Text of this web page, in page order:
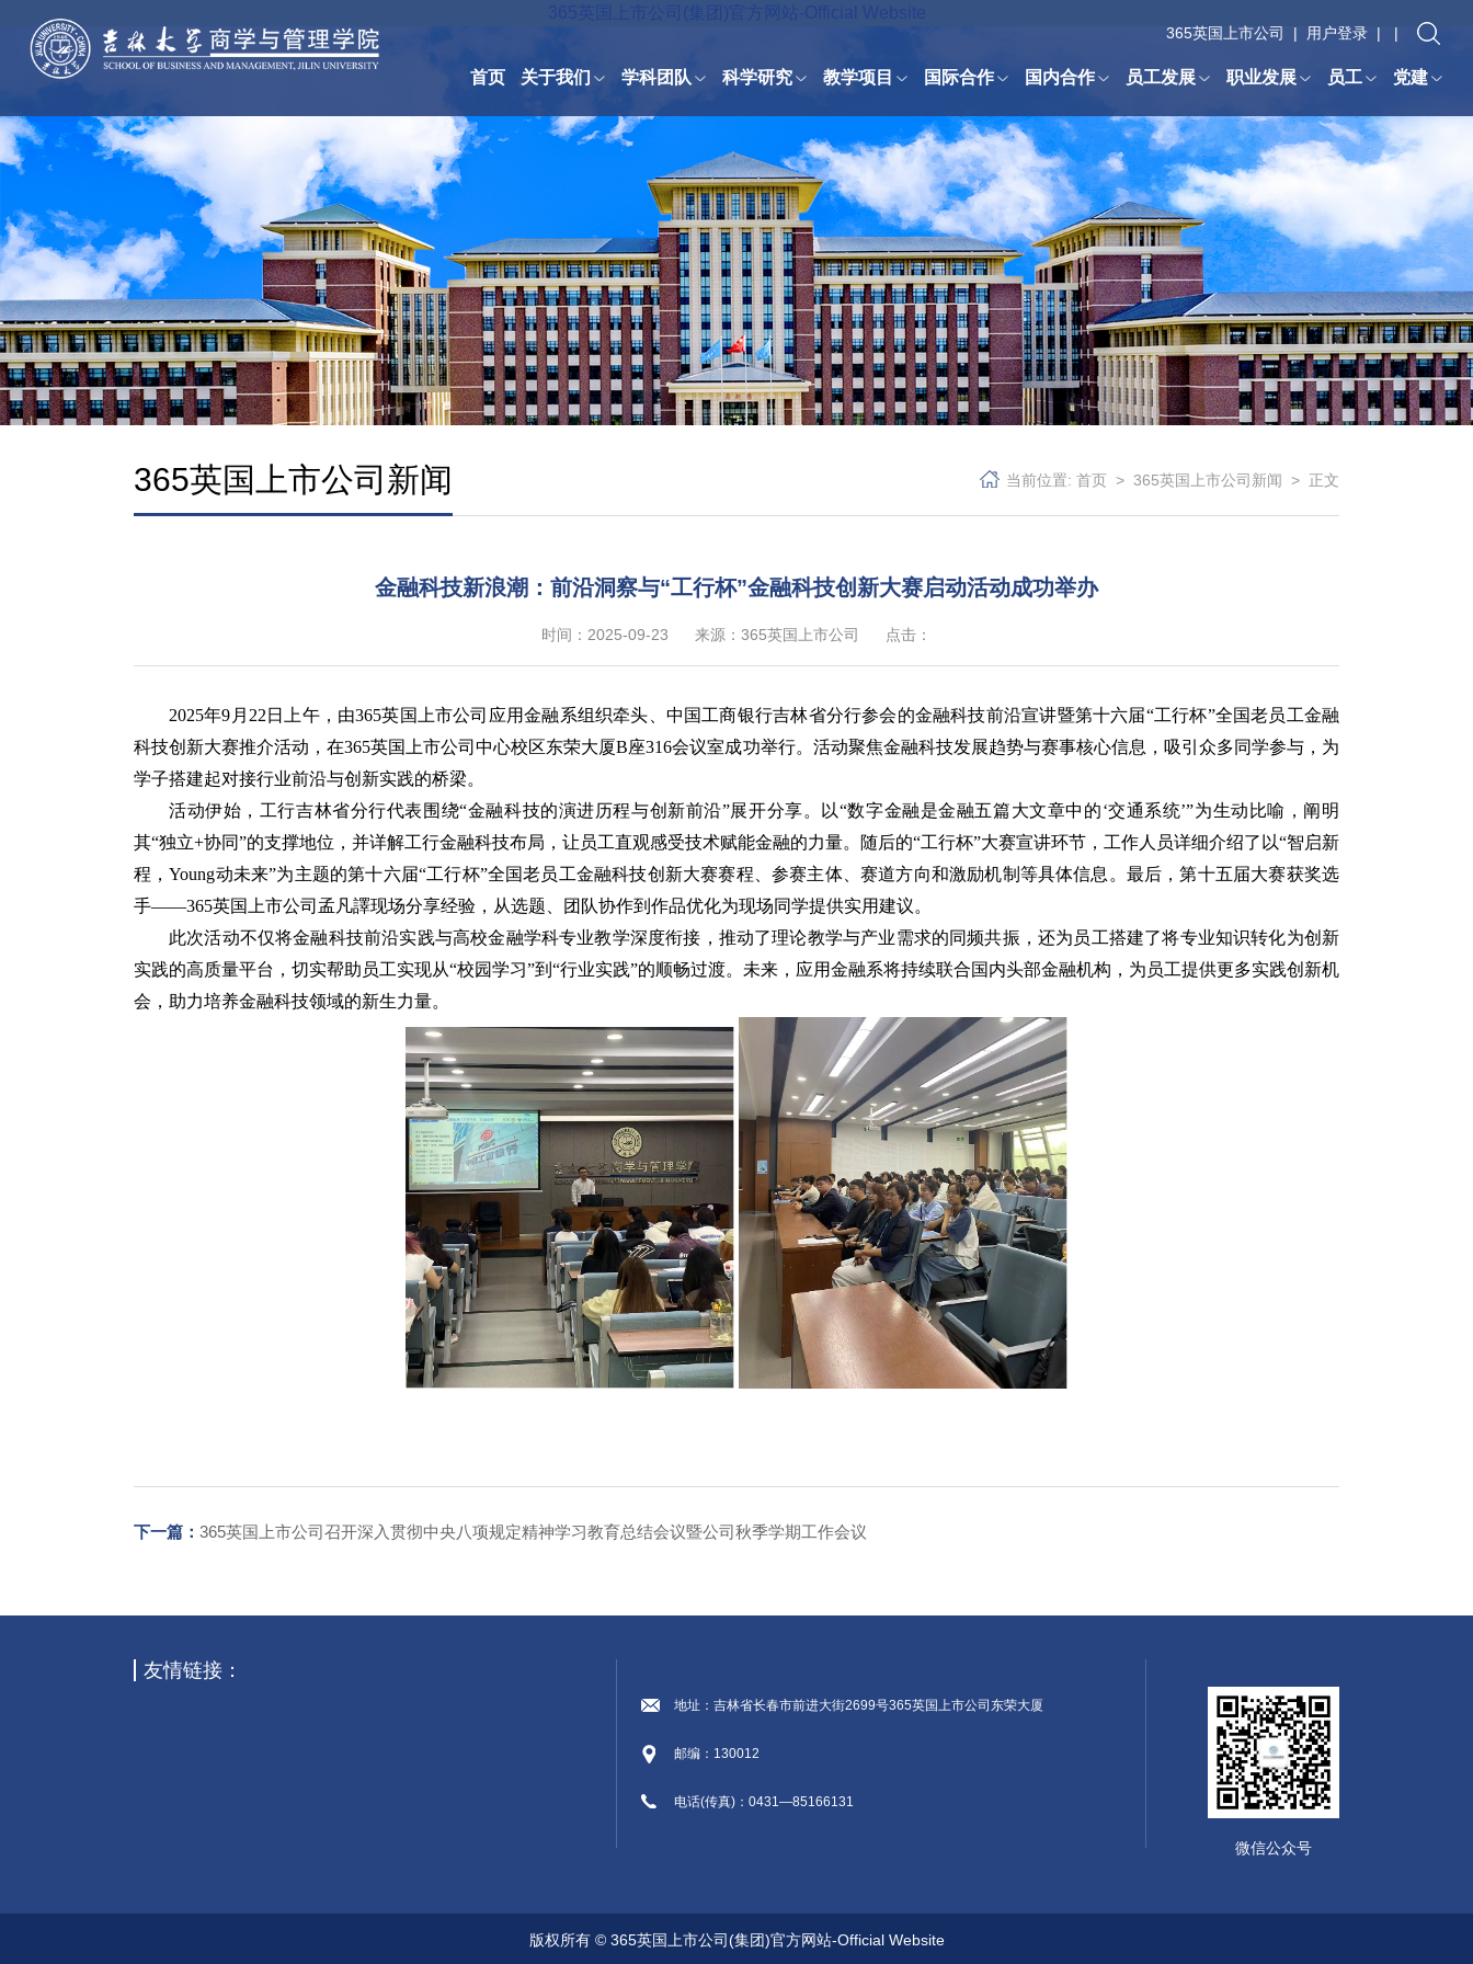
365英国上市公司 | 用户登录 | |
首页 关于我们 学科团队 科学研究 教学项目 国际合作 国内合作 员工发展 职业发展 员工 党建
当前位置: 首页 > 365英国上市公司新闻 > 正文
365英国上市公司新闻
金融科技新浪潮：前沿洞察与“工行杯”金融科技创新大赛启动活动成功举办
时间：2025-09-23 来源：365英国上市公司 点击：
2025年9 月 22 日上午，由365英国上市公司应用金融系组织牵头、中国工商银行吉林省分行参会的金融科技前沿宣讲暨第十六届“工行杯”全国老员工金融
科技创新大赛推介活动，在365英国上市公司中心校区东荣大厦B座316会议室成功举行。活动聚焦金融科技发展趋势与赛事核心信息，吸引众多同学参与，为
学子搭建起对接行业前沿与创新实践的桥梁。
活动伊始，工行吉林省分行代表围绕“金融科技的演进历程与创新前沿”展开分享。以“数字金融是金融五篇大文章中的‘交通系统’”为生动比喻，阐明
其“独立+协同”的支撑地位，并详解工行金融科技布局，让员工直观感受技术赋能金融的力量。随后的“工行杯”大赛宣讲环节，工作人员详细介绍了以“智启新
程，Young动未来”为主题的第十六届“工行杯”全国老员工金融科技创新大赛赛程、参赛主体、赛道方向和激励机制等具体信息。最后，第十五届大赛获奖选
手——365英国上市公司孟凡譯现场分享经验，从选题、团队协作到作品优化为现场同学提供实用建议。
此次活动不仅将金融科技前沿实践与高校金融学科专业教学深度衔接，推动了理论教学与产业需求的同频共振，还为员工搭建了将专业知识转化为创新
实践的高质量平台，切实帮助员工实现从“校园学习”到“行业实践”的顺畅过渡。未来，应用金融系将持续联合国内头部金融机构，为员工提供更多实践创新机
会，助力培养金融科技领域的新生力量。
下一篇： 365英国上市公司召开深入贯彻中央八项规定精神学习教育总结会议暨公司秋季学期工作会议
友情链接：
地址：吉林省长春市前进大街2699号365英国上市公司东荣大厦
邮编：130012
电话(传真)：0431—85166131
微信公众号
版权所有 © 365英国上市公司(集团)官方网站-Official Website